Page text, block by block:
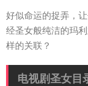
好似命运的捉弄，
经圣女般纯洁的玛
样的关联？
电视剧圣女目